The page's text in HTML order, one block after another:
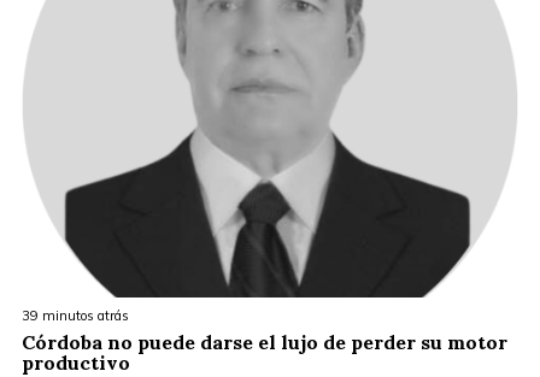
39 minutos atrás
Córdoba no puede darse el lujo de perder su motor
productivo